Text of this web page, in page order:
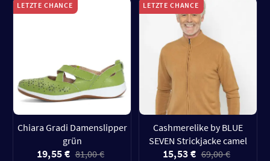
LETZTE CHANCE
Chiara Gradi Damenslipper
grün
19,55 € 81,00 €
LETZTE CHANCE
Cashmerelike by BLUE
SEVEN Strickjacke camel
15,53 € 69,00 €